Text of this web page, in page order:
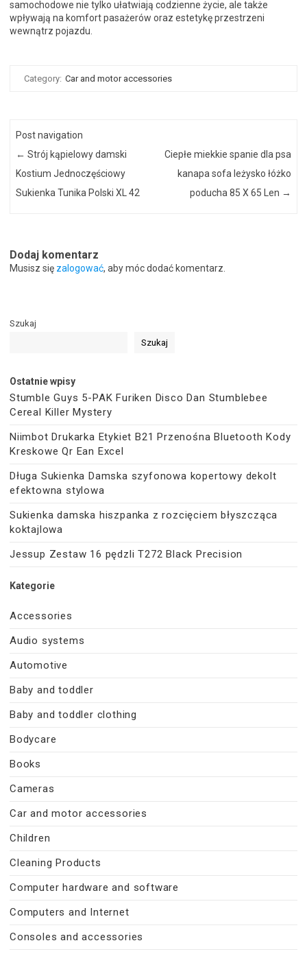
samochodowe nie tylko ułatwiają codzienne życie, ale także
wpływają na komfort pasażerów oraz estetykę przestrzeni
wewnątrz pojazdu.
Category: Car and motor accessories
Post navigation
← Strój kąpielowy damski
Kostium Jednoczęściowy
Sukienka Tunika Polski XL 42
Ciepłe miekkie spanie dla psa
kanapa sofa leżysko łóżko
poducha 85 X 65 Len →
Dodaj komentarz
Musisz się zalogować, aby móc dodać komentarz.
Szukaj
Szukaj
Ostatnie wpisy
Stumble Guys 5-PAK Furiken Disco Dan Stumblebee
Cereal Killer Mystery
Niimbot Drukarka Etykiet B21 Przenośna Bluetooth Kody
Kreskowe Qr Ean Excel
Długa Sukienka Damska szyfonowa kopertowy dekolt
efektowna stylowa
Sukienka damska hiszpanka z rozcięciem błyszcząca
koktajlowa
Jessup Zestaw 16 pędzli T272 Black Precision
Kategorie
Accessories
Audio systems
Automotive
Baby and toddler
Baby and toddler clothing
Bodycare
Books
Cameras
Car and motor accessories
Children
Cleaning Products
Computer hardware and software
Computers and Internet
Consoles and accessories